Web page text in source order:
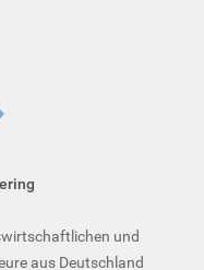
und
aus Deutschland